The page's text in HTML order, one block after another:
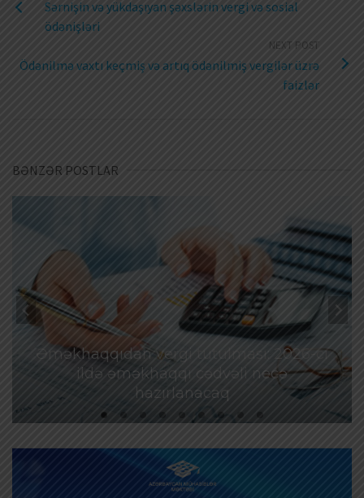
Sərnişin və yükdaşıyan şəxslərin vergi və sosial
ödənişləri
NEXT POST
Ödənilmə vaxtı keçmiş və artıq ödənilmiş vergilər üzrə
faizlər
BƏNZƏR POSTLAR
Əməkhaqqıdan vergi tutulması: 2026-cı
ildə əməkhaqqı cədvəli necə
hazırlanacaq